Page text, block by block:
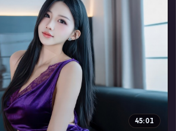
▶
45:01